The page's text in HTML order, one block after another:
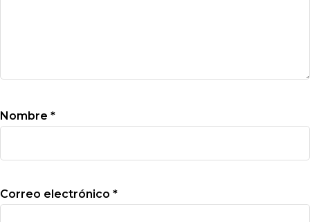
Nombre *
Correo electrónico *